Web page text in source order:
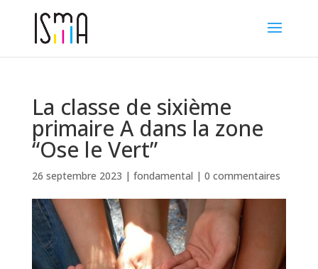
La classe de sixième
primaire A dans la zone
“Ose le Vert”
26 septembre 2023 | fondamental | 0 commentaires